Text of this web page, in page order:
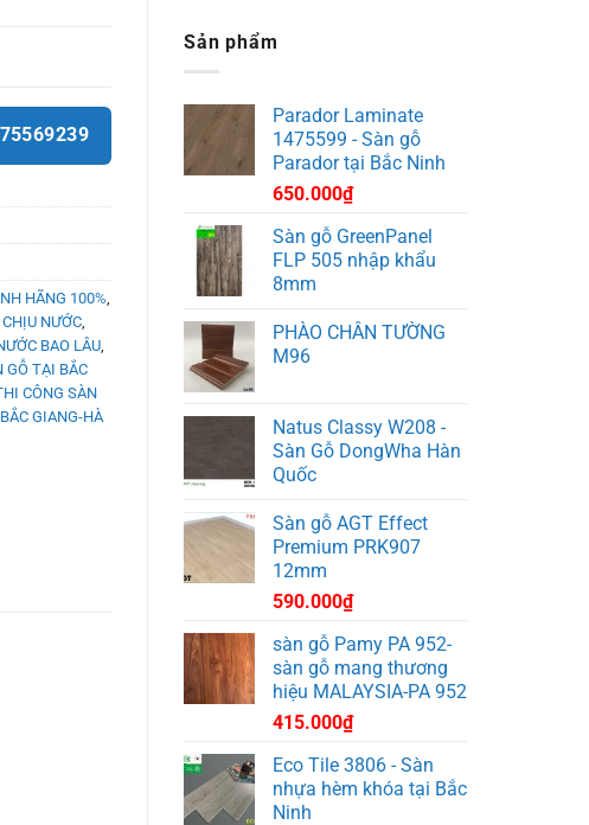
Sản phẩm
Parador Laminate
1475599 - Sàn gỗ
Parador tại Bắc Ninh
650.000₫
Sàn gỗ GreenPanel
FLP 505 nhập khẩu
8mm
PHÀO CHÂN TƯỜNG
M96
Natus Classy W208 -
Sàn Gỗ DongWha Hàn
Quốc
Sàn gỗ AGT Effect
Premium PRK907
12mm
590.000₫
sàn gỗ Pamy PA 952-
sàn gỗ mang thương
hiệu MALAYSIA-PA 952
415.000₫
Eco Tile 3806 - Sàn
nhựa hèm khóa tại Bắc
Ninh
HÃNG 100%,
NƯỚC,
BAO LÂU,
GỖ TẠI BẮC
CÔNG SÀN
GIANG-HÀ